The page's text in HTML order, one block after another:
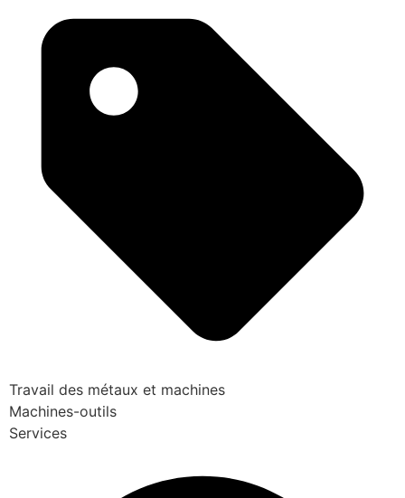
Travail des métaux et machines
Machines-outils
Services